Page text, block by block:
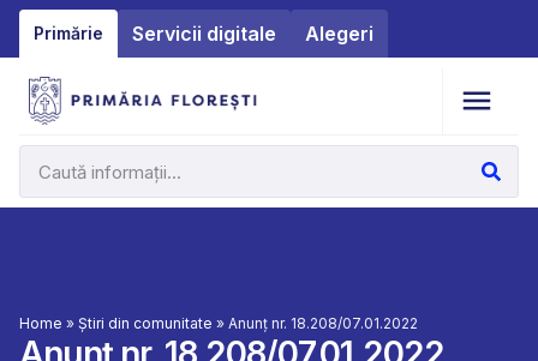
Primărie Servicii digitale Alegeri
Home » Știri din comunitate » Anunț nr. 18.208/07.01.2022